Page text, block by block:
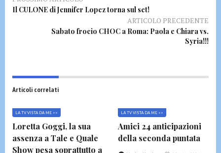
Il CULONE di Jennifer Lopez torna sul set!
ARTICOLO PRECEDENTE
Sabato frocio CHOC a Roma: Paola e Chiara vs.
Syria!!!
Articoli correlati
LA TV VISTA DA ME >>
Loretta Goggi, la sua
assenza a Tale e Quale
Show pesa soprattutto a
LA TV VISTA DA ME >>
Amici 24 anticipazioni
della seconda puntata